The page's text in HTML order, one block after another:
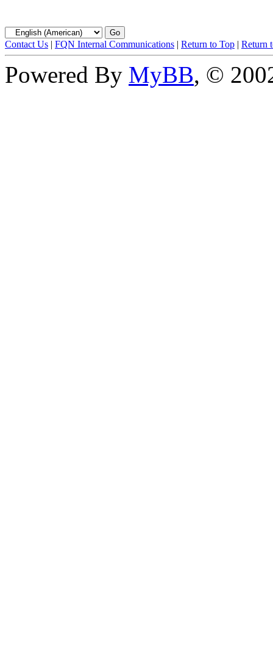
Contact Us | FQN Internal Communications | Return to Top | Return
Powered By MyBB, ©